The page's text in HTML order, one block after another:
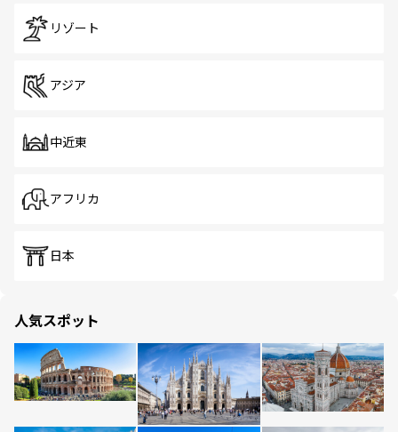
リゾート
アジア
中近東
アフリカ
日本
人気スポット